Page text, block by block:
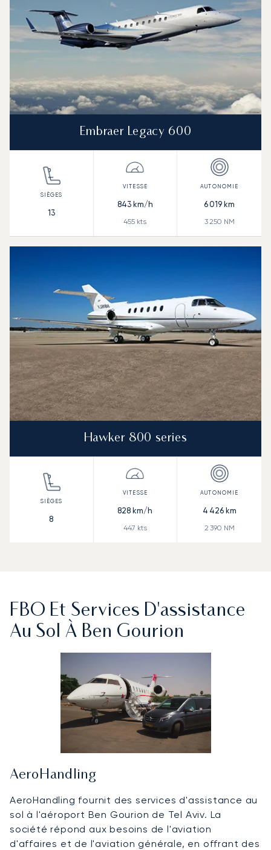
Embraer Legacy 600
13
843km/h
455 kts
6 019 km
3 250 NM
Hawker 800 series
8
828 km/h
447 kts
4 426km
2 390 NM
FBO Et Services D'assistance
Au Sol À Ben Gourion
AeroHandling
AeroHandling fournit des services d'assistance au
sol à l'aéroport Ben Gourion de Tel Aviv. La
société répond aux besoins de l'aviation
d'affaires et de l'aviation générale, en offrant des